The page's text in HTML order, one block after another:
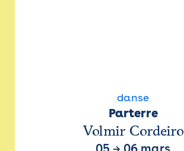
danse
Parterre
Volmir Cordeiro